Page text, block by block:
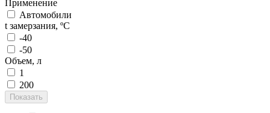
Применение
Автомобили
t замерзания, ºC
-40
-50
Объем, л
1
200
Показать